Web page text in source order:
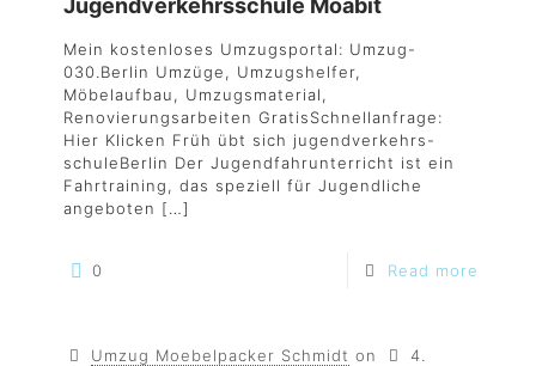
Jugendverkehrsschule Moabit
Mein kostenloses Umzugsportal: Umzug-
030.Berlin Umzüge, Umzugshelfer,
Möbelaufbau, Umzugsmaterial,
Renovierungsarbeiten GratisSchnellanfrage:
Hier Klicken Früh übt sich jugendverkehrs-
schuleBerlin Der Jugendfahrunterricht ist ein
Fahrtraining, das speziell für Jugendliche
angeboten […]
0 Read more
Umzug Moebelpacker Schmidt on
4.